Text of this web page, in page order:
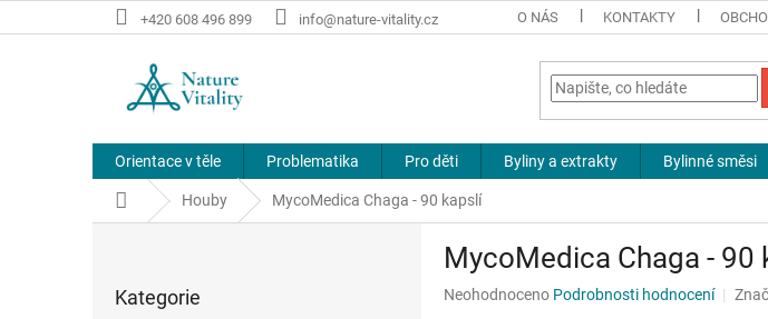
na
+420 608 496 899 info@nature-vitality.cz O NÁS KONTAKTY
Orientace v těle Problematika Pro děti Byliny a extrakty Bylinné směsi
Domů Houby MycoMedica Chaga - 90 kapslí
kategorie
Kategorie
MycoMedica Chaga - 90
Průměrné
Neohodnoceno Podrobnosti hodnocení